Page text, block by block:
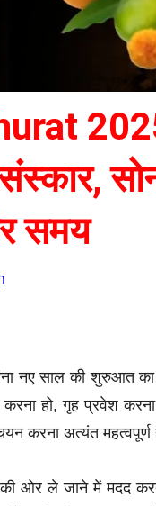
समय
नए साल की शुरुआत
हो, गृह प्रवेश
करना अत्यंत महत्वपूर्ण
की ओर ले जाने में